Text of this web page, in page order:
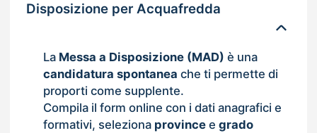
Disposizione per Acquafredda
La Messa a Disposizione (MAD) è una
candidatura spontanea che ti permette di
proporti come supplente.
Compila il form online con i dati anagrafici e
formativi, seleziona provincee grado